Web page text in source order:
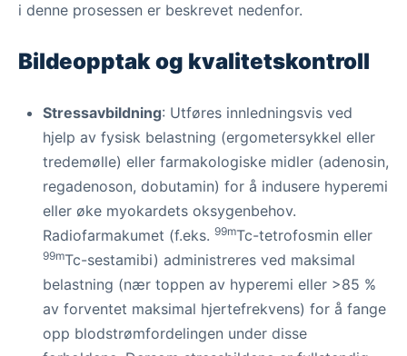
i denne prosessen er beskrevet nedenfor.
Bildeopptak og kvalitetskontroll
Stressavbildning: Utføres innledningsvis ved
hjelp av fysisk belastning (ergometersykkel eller
tredemølle) eller farmakologiske midler (adenosin,
regadenoson, dobutamin) for å indusere hyperemi
eller øke myokardets oksygenbehov.
Radiofarmakumet (f.eks. 99mTc-tetrofosmin eller
99mTc-sestamibi) administreres ved maksimal
belastning (nær toppen av hyperemi eller >85 %
av forventet maksimal hjertefrekvens) for å fange
opp blodstrømfordelingen under disse